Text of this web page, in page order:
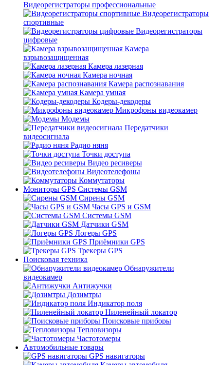
Видеорегистраторы профессиональные
Видеорегистраторы
спортивные
Видеорегистраторы
цифровые
Камера
взрывозащищенная
Камера лазерная
Камера ночная
Камера распознавания
Камера умная
Кодеры-декодеры
Микрофоны видеокамер
Модемы
Передатчики
видеосигнала
Радио няня
Точки доступа
Видео ресиверы
Видеотелефоны
Коммутаторы
Мониторы GPS Системы GSM
Сирены GSM
Часы GPS и GSM
Системы GSM
Датчики GSM
Логеры GPS
Приёмники GPS
Трекеры GPS
Поисковая техника
Обнаружители
видеокамер
Антижучки
Дозимтры
Индикатор поля
Ниленейный локатор
Поисковые приборы
Тепловизоры
Частотомеры
Автомобильные товары
GPS навигаторы